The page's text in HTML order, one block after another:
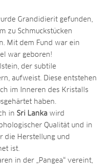
Grandidierit gefunden,
zu Schmuckstücken
Mit dem Fund war ein
war geboren!
der subtile
aufweist. Diese entstehen
im Inneren des Kristalls
haben.
in Sri Lanka wird
Qualität und in
die Herstellung und
ist.
in der „Pangea“ vereint,